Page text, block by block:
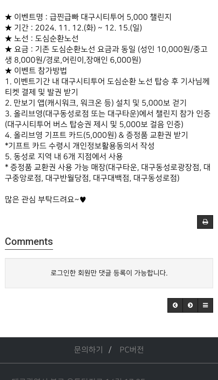
★ 이벤트명 : 급찐급빠 대구시티투어 5,000 챌린지
★ 기간 : 2024. 11. 12.(화) ~ 12. 15.(일)
★ 노선 : 도심순환노선
★ 요금 : 기존 도심순환노선 요금과 동일 (성인 10,000원/중고
생 8,000원/경로,어린이,장애인 6,000원)
★ 이벤트 참가방법
1. 이벤트기간 내 대구시티투어 도심순환 노선 탑승 후 기사님께
티켓 결제 및 발권 받기
2. 만보기 앱(캐시워크, 워크온 등) 설치 및 5,000보 걷기
3. 올리브영(대구동성로점 또는 대구타운)에서 챌린지 참가 인증
(대구시티투어 버스 탑승권 제시 및 5,000보 걸음 인증)
4. 올리브영 기프트 카드(5,000원) & 증정품 교환권 받기
*기프트 카드 수령시 개인정보활용동의서 작성
5. 동성로 지역 내 6개 지점에서 사용
* 증정품 교환권 사용 가능 매장(대구타운, 대구동성로광장점, 대
구중앙로점, 대구반월당점, 대구대백점, 대구동성로점)
많은 관심 부탁드려요~♥
Comments
로그인한 회원만 댓글 등록이 가능합니다.
문의하기 PC버전